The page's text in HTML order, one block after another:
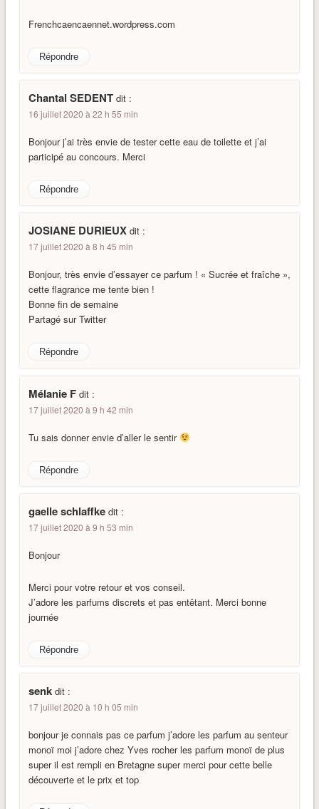
Frenchcaencaennet.wordpress.com
Répondre
Chantal SEDENT dit :
16 juillet 2020 à 22 h 55 min
Bonjour j’ai très envie de tester cette eau de toilette et j’ai
participé au concours. Merci
Répondre
JOSIANE DURIEUX dit :
17 juillet 2020 à 8 h 45 min
Bonjour, très envie d’essayer ce parfum ! « Sucrée et fraîche »,
cette flagrance me tente bien !
Bonne fin de semaine
Partagé sur Twitter
Répondre
Mélanie F dit :
17 juillet 2020 à 9 h 42 min
Tu sais donner envie d’aller le sentir
Répondre
gaelle schlaffke dit :
17 juillet 2020 à 9 h 53 min
Bonjour
Merci pour votre retour et vos conseil.
J’adore les parfums discrets et pas entêtant. Merci bonne
journée
Répondre
senk dit :
17 juillet 2020 à 10 h 05 min
bonjour je connais pas ce parfum j’adore les parfum au senteur
monoï moi j’adore chez Yves rocher les parfum monoï de plus
super il est rempli en Bretagne super merci pour cette belle
découverte et le prix et top